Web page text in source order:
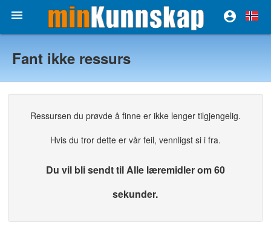


Fant ikke ressurs
Ressursen du prøvde å finne er ikke lenger tilgjengelig.
Hvis du tror dette er vår feil, vennligst si i fra.
Du vil bli sendt til Alle læremidler om 60
sekunder.